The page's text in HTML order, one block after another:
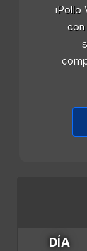
iPollo
con
DÍA